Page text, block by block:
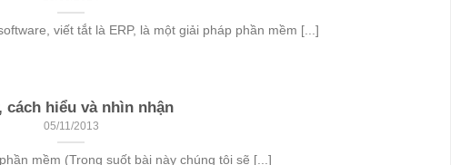
viết tắt là ERP, là một giải pháp phần mềm [...]
cách hiểu và nhìn nhận
05/11/2013
mềm (Trong suốt bài này chúng tôi sẽ [...]